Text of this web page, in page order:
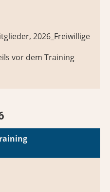
2026_Freiwillige /
vor dem Training